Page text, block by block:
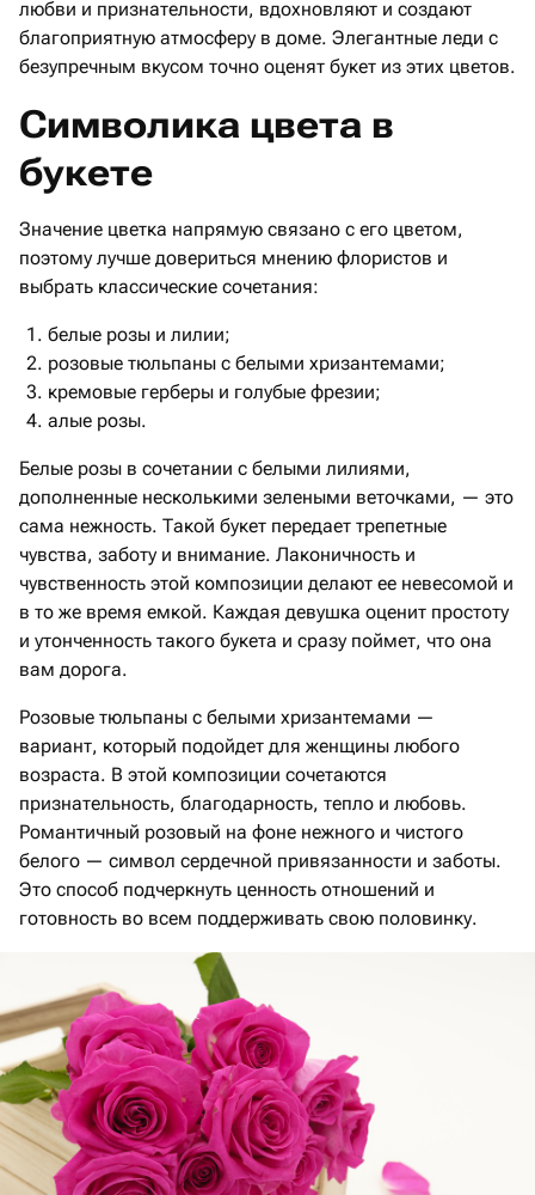
любви и признательности, вдохновляют и создают
благоприятную атмосферу в доме. Элегантные леди с
безупречным вкусом точно оценят букет из этих цветов.
Символика цвета в
букете
Значение цветка напрямую связано с его цветом,
поэтому лучше довериться мнению флористов и
выбрать классические сочетания:
белые розы и лилии;
розовые тюльпаны с белыми хризантемами;
кремовые герберы и голубые фрезии;
алые розы.
Белые розы в сочетании с белыми лилиями,
дополненные несколькими зелеными веточками, — это
сама нежность. Такой букет передает трепетные
чувства, заботу и внимание. Лаконичность и
чувственность этой композиции делают ее невесомой и
в то же время емкой. Каждая девушка оценит простоту
и утонченность такого букета и сразу поймет, что она
вам дорога.
Розовые тюльпаны с белыми хризантемами —
вариант, который подойдет для женщины любого
возраста. В этой композиции сочетаются
признательность, благодарность, тепло и любовь.
Романтичный розовый на фоне нежного и чистого
белого — символ сердечной привязанности и заботы.
Это способ подчеркнуть ценность отношений и
готовность во всем поддерживать свою половинку.